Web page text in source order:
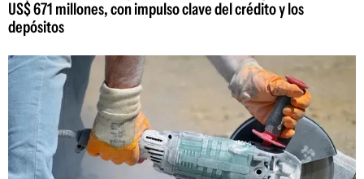
US$ 671 millones, con impulso clave del crédito y los
depósitos